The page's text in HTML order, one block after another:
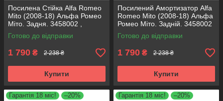
Посилена Стійка Alfa Romeo
Mito (2008-18) Альфа Ромео
Міто. Задня. 3458002 ,
317722. KOREA Аксусс!
Готово до відправки
1 790 ₴ 2 238 ₴
Купити
Посилений Амортизатор Alfa
Romeo Mito (2008-18) Альфа
Ромео Міто. Задній. 3458002
, 317722. KOREA Аксусс!
Готово до відправки
1 790 ₴ 2 238 ₴
Купити
Гарантія 18 міс!
–20%
Гарантія 18 міс!
–20%